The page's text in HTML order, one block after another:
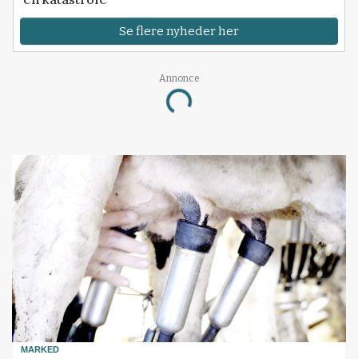
Se flere nyheder her
Annonce
Loading...
MARKED